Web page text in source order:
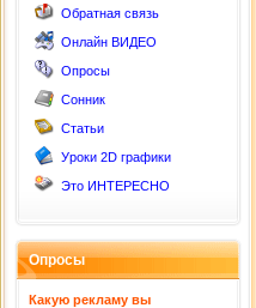
Обратная связь
Онлайн ВИДЕО
Опросы
Сонник
Статьи
Уроки 2D графики
Это ИНТЕРЕСНО
Опросы
Какую рекламу вы